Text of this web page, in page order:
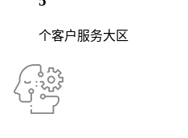
个客户服务大区